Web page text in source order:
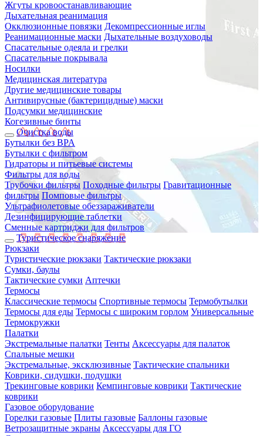
Жгуты кровоостанавливающие
Дыхательная реанимация
Окклюзионные повязки Декомпрессионные иглы
Реанимационные маски Дыхательные воздуховоды
Спасательные одеяла и грелки
Спасательные покрывала
Носилки
Медицинская литература
Другие медицинские товары
Антивирусные (бактерицидные) маски
Подсумки медицинские
Когезивные бинты
Очистка воды
Бутылки без BPA
Бутылки с фильтром
Гидраторы и питьевые системы
Фильтры для воды
Трубочки фильтры Походные фильтры Гравитационные
фильтры Помповые фильтры
Ультрафиолетовые обеззараживатели
Дезинфицирующие таблетки
Сменные картриджи для фильтров
Туристическое снаряжение
Рюкзаки
Туристические рюкзаки Тактические рюкзаки
Сумки, баулы
Тактические сумки Аптечки
Термосы
Классические термосы Спортивные термосы Термобутылки
Термосы для еды Термосы с широким горлом Универсальные
Термокружки
Палатки
Экстремальные палатки Тенты Аксессуары для палаток
Спальные мешки
Экстремальные, эксклюзивные Тактические спальники
Коврики, сидушки, подушки
Трекинговые коврики Кемпинговые коврики Тактические
коврики
Газовое оборудование
Горелки газовые Плиты газовые Баллоны газовые
Ветрозащитные экраны Аксессуары для ГО